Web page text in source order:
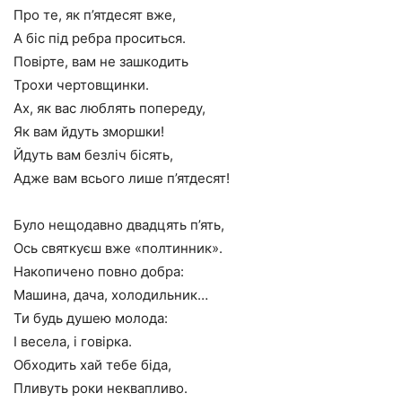
Про те, як п’ятдесят вже,
А біс під ребра проситься.
Повірте, вам не зашкодить
Трохи чертовщинки.
Ах, як вас люблять попереду,
Як вам йдуть зморшки!
Йдуть вам безліч бісять,
Адже вам всього лише п’ятдесят!
Було нещодавно двадцять п’ять,
Ось святкуєш вже «полтинник».
Накопичено повно добра:
Машина, дача, холодильник…
Ти будь душею молода:
І весела, і говірка.
Обходить хай тебе біда,
Пливуть роки неквапливо.